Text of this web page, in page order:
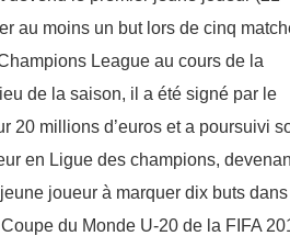
au moins un but lors de cinq
League au cours de la
de la saison, il a été signé par le
20 millions d’euros et a poursuivi
en Ligue des champions,
joueur à marquer dix buts
du Monde U-20 de la FIFA